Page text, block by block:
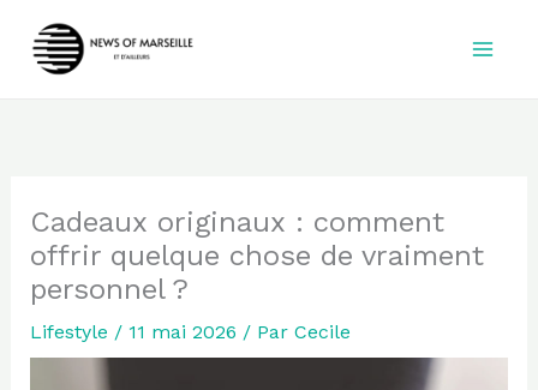
Cadeaux originaux : comment
offrir quelque chose de vraiment
personnel ?
Lifestyle / 11 mai 2026 / Par Cecile